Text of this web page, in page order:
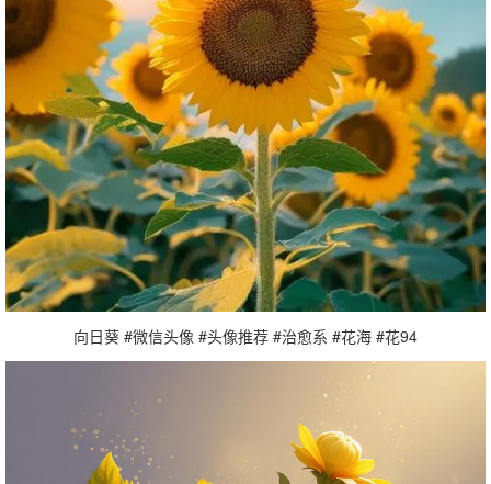
向日葵 #微信头像 #头像推荐 #治愈系 #花海 #花94